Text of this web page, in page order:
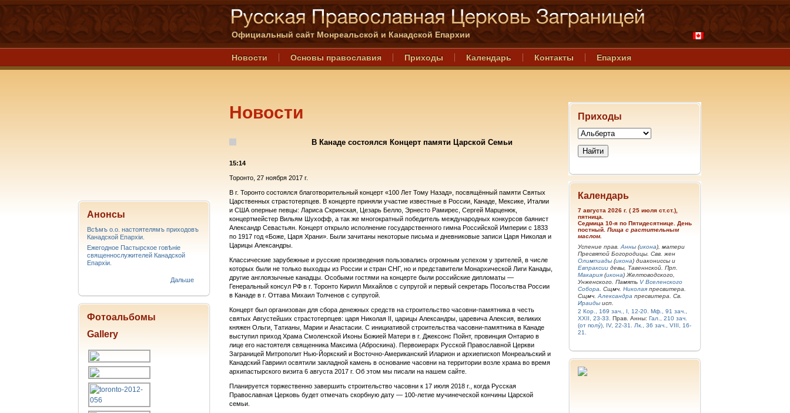
Официальный сайт Монреальской и Канадской Епархии
Новости Основы православия Приходы Календарь Контакты Епархия
Приходы
Календарь
7 августа 2026 г. ( 25 июля ст.ст.),
пятница.
Седмица 10-я по Пятидесятнице. День
постный. Пища с растительным
маслом.
Успение прав. Анны (икона), матери
Пресвятой Богородицы. Свв. жен
Олимпиады (икона) диакониссы и
Евпраксии девы, Тавеннской. Прп.
Макария (икона) Желтоводского,
Унженского. Память V Вселенского
Собора . Сщмч. Николая пресвитера.
Сщмч. Александра пресвитера. Св.
Ираиды исп.
2 Кор., 169 зач., I, 12-20. Мф., 91 зач.,
XXII, 23-33.
Прав. Анны: Гал., 210 зач.
(от полу́), IV, 22-31.
Лк., 36 зач., VIII, 16-
21.
Новости
В Канаде состоялся Концерт памяти Царской Семьи
15:14
Торонто, 27 ноября 2017 г.
В г. Торонто состоялся благотворительный концерт «100 Лет Тому Назад», посвящённый памяти Святых
Царственных страстотерпцев. В концерте приняли участие известные в России, Канаде, Мексике, Италии
и США оперные певцы: Лариса Скринская, Цезарь Белло, Эрнесто Рамирес, Сергей Марценюк,
концертмейстер Вильям Шухофф, а так же многократный победитель международных конкурсов баянист
Александр Севастьян. Концерт открыло исполнение государственного гимна Российской Империи с 1833
по 1917 год «Боже, Царя Храни». Были зачитаны некоторые письма и дневниковые записи Царя Николая и
Царицы Александры.
Классические зарубежные и русские произведения пользовались огромным успехом у зрителей, в числе
которых были не только выходцы из России и стран СНГ, но и представители Монархической Лиги Канады,
другие англоязычные канадцы. Особыми гостями на концерте были российские дипломаты —
Генеральный консул РФ в г. Торонто Кирилл Михайлов с супругой и первый секретарь Посольства России
в Канаде в г. Оттава Михаил Толченов с супругой.
Концерт был организован для сбора денежных средств на строительство часовни-памятника в честь
святых Августейших страстотерпцев: царя Николая II, царицы Александры, царевича Алексия, великих
княжен Ольги, Татианы, Марии и Анастасии. С инициативой строительства часовни-памятника в Канаде
выступил приход Храма Смоленской Иконы Божией Матери в г. Джексонс Пойнт, провинция Онтарио в
лице его настоятеля священника Максима (Аброскина). Первоиерарх Русской Православной Церкви
Заграницей Митрополит Нью-Йоркский и Восточно-Американский Иларион и архиепископ Монреальский и
Канадский Гавриил освятили закладной камень в основание часовни на территории возле храма во время
архипастырского визита 6 августа 2017 г. Об этом мы писали на нашем сайте.
Планируется торжественно завершить строительство часовни к 17 июля 2018 г., когда Русская
Православная Церковь будет отмечать скорбную дату — 100-летие мучинеческой кончины Царской
семьи.
Анонсы
Всѣмъ о.о. настоятелямъ приходовъ
Канадской Епархiи.
Ежегодное Пастырское говѣніе
священнослужителей Канадской
Епархіи.
Дальше
Фотоальбомы
Gallery